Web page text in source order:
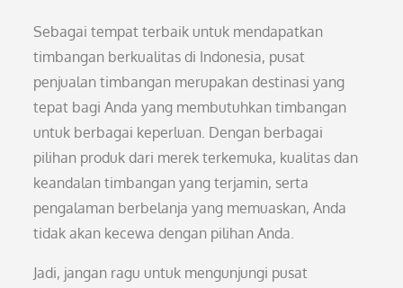
Sebagai tempat terbaik untuk mendapatkan
timbangan berkualitas di Indonesia, pusat
penjualan timbangan merupakan destinasi yang
tepat bagi Anda yang membutuhkan timbangan
untuk berbagai keperluan. Dengan berbagai
pilihan produk dari merek terkemuka, kualitas dan
keandalan timbangan yang terjamin, serta
pengalaman berbelanja yang memuaskan, Anda
tidak akan kecewa dengan pilihan Anda.
Jadi, jangan ragu untuk mengunjungi pusat